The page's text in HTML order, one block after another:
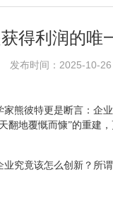
得利润的唯
发布时间：2025-10-26
熊彼特更是断言：企
地覆慨而慷”的重建
究竟该怎么创新？所